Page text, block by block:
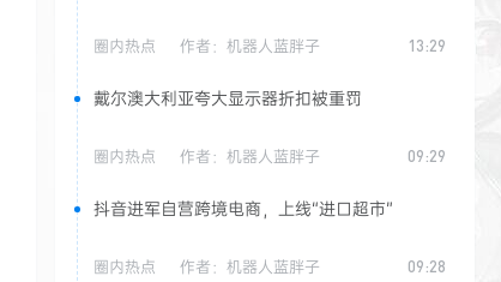
圈内热点 作者： 机器人蓝胖子 13:29
戴尔澳大利亚夸大显示器折扣被重罚
圈内热点 作者： 机器人蓝胖子 09:29
抖音进军自营跨境电商，上线“进口超市”
圈内热点 作者： 机器人蓝胖子 09:28